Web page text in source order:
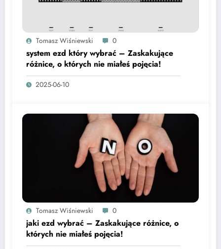
Tomasz Wiśniewski 0
system ezd który wybrać – Zaskakujące
różnice, o których nie miałeś pojęcia!
2025-06-10
Tomasz Wiśniewski 0
jaki ezd wybrać – Zaskakujące różnice, o
których nie miałeś pojęcia!